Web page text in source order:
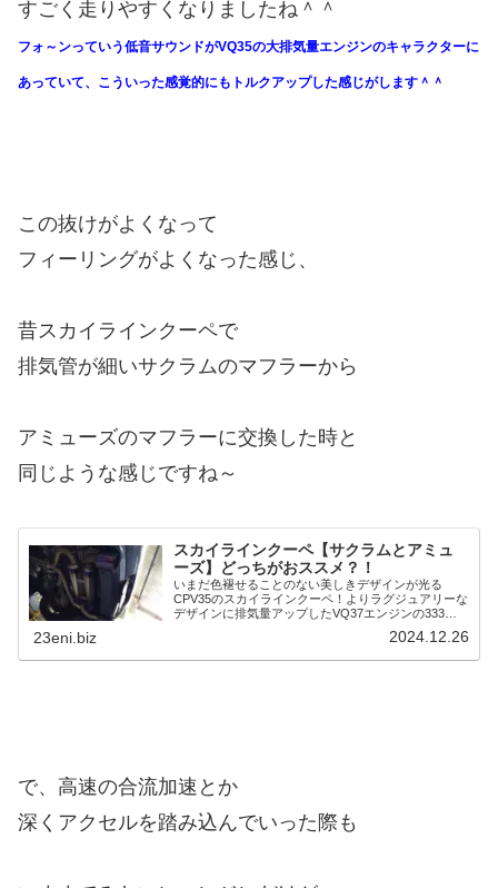
すごく走りやすくなりましたね＾＾
フォ～ンっていう低音サウンドがVQ35の大排気量エンジンのキャラクターに
あっていて、こういった感覚的にもトルクアップした感じがします＾＾
この抜けがよくなって
フィーリングがよくなった感じ、
昔スカイラインクーペで
排気管が細いサクラムのマフラーから
アミューズのマフラーに交換した時と
同じような感じですね～
スカイラインクーペ【サクラムとアミュ
ーズ】どっちがおススメ？！
いまだ色褪せることのない美しきデザインが光る
CPV35のスカイラインクーペ！よりラグジュアリーな
デザインに排気量アップしたVQ37エンジンの333馬
ーペ！V35・V36のスカイラインクーペ...
23eni.biz 2024.12.26
で、高速の合流加速とか
深くアクセルを踏み込んでいった際も